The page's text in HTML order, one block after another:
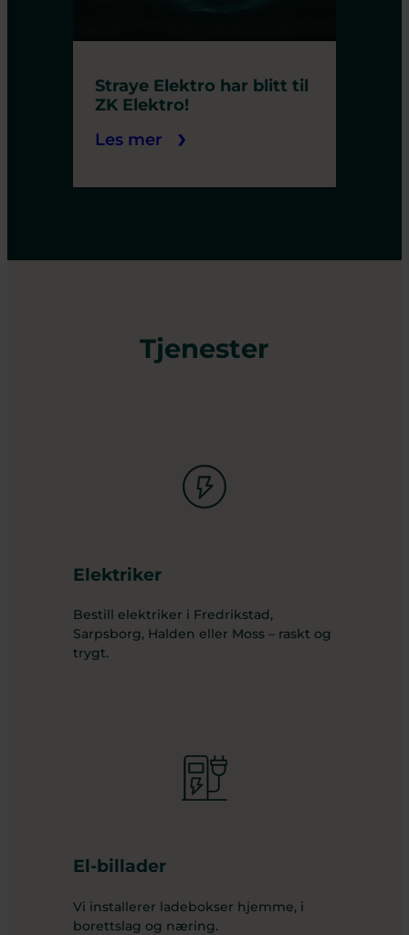
Straye Elektro har blitt til
ZK Elektro!
Les mer
Tjenester
Elektriker
Bestill elektriker i Fredrikstad,
Sarpsborg, Halden eller Moss – raskt og
trygt.
El-billader
Vi installerer ladebokser hjemme, i
borettslag og næring.